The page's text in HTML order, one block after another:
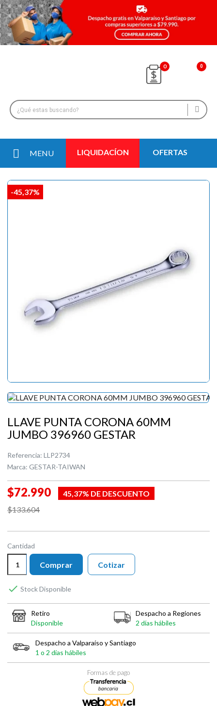
0
MENU LIQUIDACÍON OFERTAS
-45,37%
LLAVE PUNTA CORONA 60MM
JUMBO 396960 GESTAR
Referencia: LLP2734
Marca: GESTAR-TAIWAN
$72.990
45,37% DE DESCUENTO
$133.604
Cantidad
Comprar
 Stock Disponible
Cotizar
Retiro
Disponible
Despacho a Regiones
2 días hábiles
Despacho a Valparaíso y Santiago
1 o 2 días hábiles
Formas de pago